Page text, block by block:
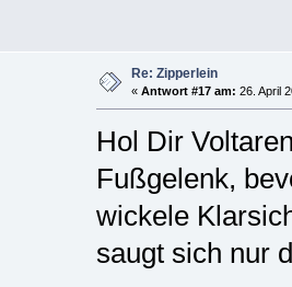
Re: Zipperlein
« Antwort #17 am: 26. April
Hol Dir
Fußgelenk,
wickele
saugt sich nur